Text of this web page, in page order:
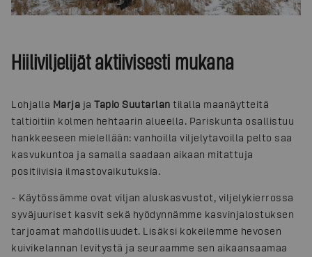
Hiiliviljelijät aktiivisesti mukana
Lohjalla Marja ja Tapio Suutarlan tilalla maanäytteitä
taltioitiin kolmen hehtaarin alueella. Pariskunta osallistuu
hankkeeseen mielellään: vanhoilla viljelytavoilla pelto saa
kasvukuntoa ja samalla saadaan aikaan mitattuja
positiivisia ilmastovaikutuksia.
- Käytössämme ovat viljan aluskasvustot, viljelykierrossa
syväjuuriset kasvit sekä hyödynnämme kasvinjalostuksen
tarjoamat mahdollisuudet. Lisäksi kokeilemme hevosen
kuivikelannan levitystä ja seuraamme sen aikaansaamaa